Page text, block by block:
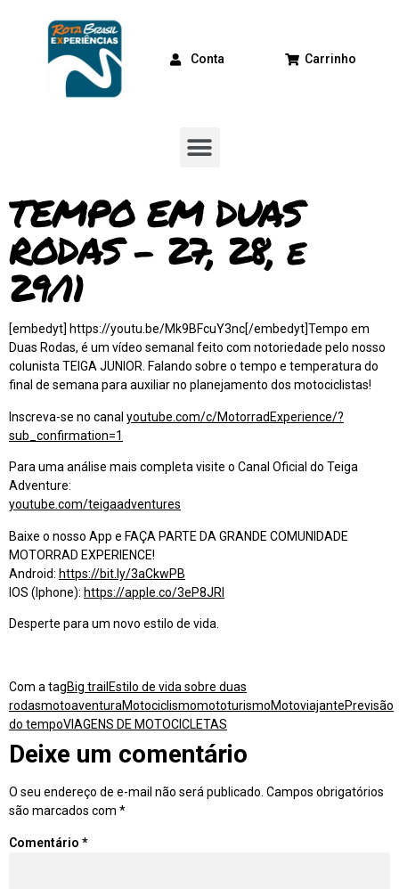
Conta Carrinho
TEMPO EM DUAS
RODAS – 27, 28, e
29/11
[embedyt] https://youtu.be/Mk9BFcuY3nc[/embedyt]Tempo em
Duas Rodas, é um vídeo semanal feito com notoriedade pelo nosso
colunista TEIGA JUNIOR. Falando sobre o tempo e temperatura do
final de semana para auxiliar no planejamento dos motociclistas!
Inscreva-se no canal youtube.com/c/MotorradExperience/?
sub_confirmation=1
Para uma análise mais completa visite o Canal Oficial do Teiga
Adventure:
youtube.com/teigaadventures
Baixe o nosso App e FAÇA PARTE DA GRANDE COMUNIDADE
MOTORRAD EXPERIENCE!
Android: https://bit.ly/3aCkwPB
IOS (Iphone): https://apple.co/3eP8JRl
Desperte para um novo estilo de vida.
Com a tagBig trail Estilo de vida sobre duas
rodasmotoaventuraMotociclismomototurismoMotoviajantePrevisão
do tempoVIAGENS DE MOTOCICLETAS
Deixe um comentário
O seu endereço de e-mail não será publicado. Campos obrigatórios
são marcados com *
Comentário *